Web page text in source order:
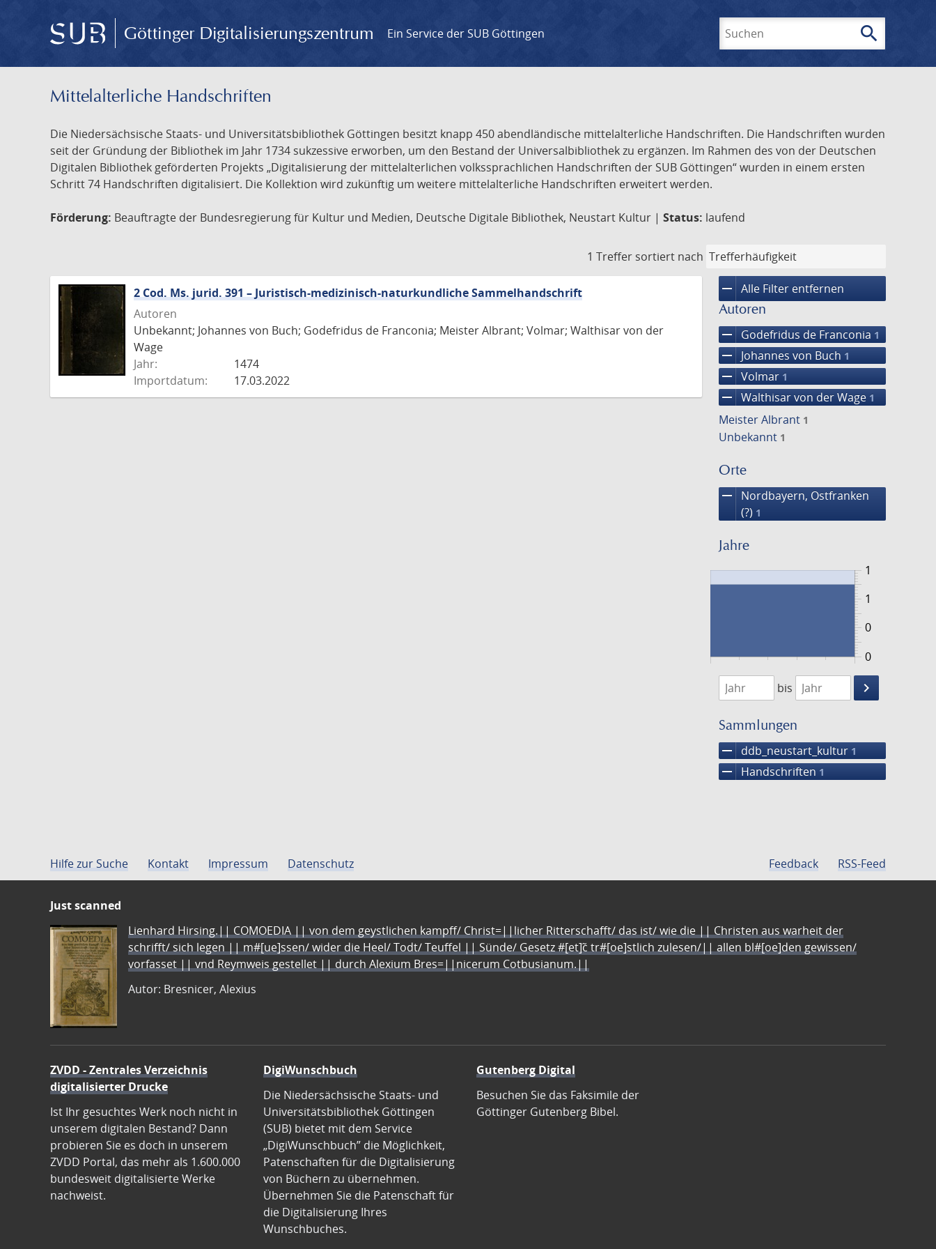
Göttinger Digitalisierungszentrum Ein Service der SUB Göttingen search
Mittelalterliche Handschriften
Die Niedersächsische Staats- und Universitätsbibliothek Göttingen besitzt knapp 450 abendländische mittelalterliche Handschriften. Die Handschriften wurden
seit der Gründung der Bibliothek im Jahr 1734 sukzessive erworben, um den Bestand der Universalbibliothek zu ergänzen. Im Rahmen des von der Deutschen
Digitalen Bibliothek geförderten Projekts „Digitalisierung der mittelalterlichen volkssprachlichen Handschriften der SUB Göttingen“ wurden in einem ersten
Schritt 74 Handschriften digitalisiert. Die Kollektion wird zukünftig um weitere mittelalterliche Handschriften erweitert werden.
Förderung: Beauftragte der Bundesregierung für Kultur und Medien, Deutsche Digitale Bibliothek, Neustart Kultur | Status: laufend
1 Treffer sortiert nach
remove Alle Filter entfernen
Autoren
remove Godefridus de Franconia 1
remove Johannes von Buch 1
remove Volmar 1
remove Walthisar von der Wage 1
Meister Albrant 1
Unbekannt 1
Orte
remove
Nordbayern, Ostfranken
(?) 1
Jahre
0
1
0
1
1474
1475
bis
keyboard_arrow_right
Suche
Sammlungen
remove ddb_neustart_kultur 1
remove Handschriften 1
2 Cod. Ms. jurid. 391 – Juristisch-medizinisch-naturkundliche Sammelhandschrift
Autoren
Unbekannt; Johannes von Buch; Godefridus de Franconia; Meister Albrant; Volmar; Walthisar von der
Wage
Jahr:
1474
Importdatum:
17.03.2022
Hilfe zur Suche Kontakt Impressum Datenschutz Feedback RSS-Feed
Just scanned
Lienhard Hirsing.|| COMOEDIA || von dem geystlichen kampff/ Christ=||licher Ritterschafft/ das ist/ wie die || Christen aus warheit der
schrifft/ sich legen || m#[ue]ssen/ wider die Heel/ Todt/ Teuffel || Sünde/ Gesetz #[et]c̃ tr#[oe]stlich zulesen/|| allen bl#[oe]den gewissen/
vorfasset || vnd Reymweis gestellet || durch Alexium Bres=||nicerum Cotbusianum.||
Autor: Bresnicer, Alexius
ZVDD - Zentrales Verzeichnis
digitalisierter Drucke
Ist Ihr gesuchtes Werk noch nicht in
unserem digitalen Bestand? Dann
probieren Sie es doch in unserem
ZVDD Portal, das mehr als 1.600.000
bundesweit digitalisierte Werke
nachweist.
DigiWunschbuch
Die Niedersächsische Staats- und
Universitätsbibliothek Göttingen
(SUB) bietet mit dem Service
„DigiWunschbuch” die Möglichkeit,
Patenschaften für die Digitalisierung
von Büchern zu übernehmen.
Übernehmen Sie die Patenschaft für
die Digitalisierung Ihres
Wunschbuches.
Gutenberg Digital
Besuchen Sie das Faksimile der
Göttinger Gutenberg Bibel.